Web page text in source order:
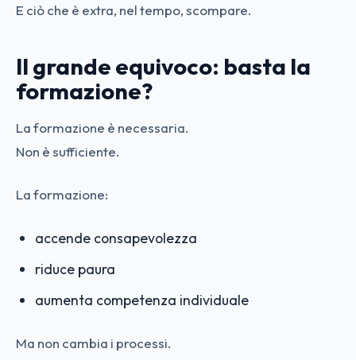
E ciò che è extra, nel tempo, scompare.
Il grande equivoco: basta la
formazione?
La formazione è necessaria.
Non è sufficiente.
La formazione:
accende consapevolezza
riduce paura
aumenta competenza individuale
Ma non cambia i processi.